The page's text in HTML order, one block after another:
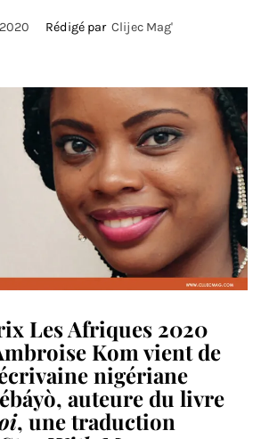
Rédigé par Clijec Mag'
Les Afriques 2020
Kom vient de
nigériane
auteure du livre
, une traduction